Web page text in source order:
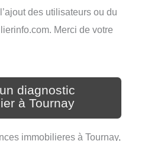
des utilisateurs ou du
Merci de votre
diagnostic
à Tournay
immobilieres à Tournay,